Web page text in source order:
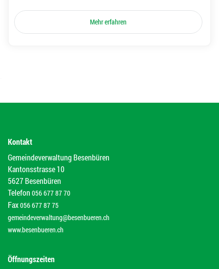
Mehr erfahren
Kontakt
Gemeindeverwaltung Besenbüren
Kantonsstrasse 10
5627 Besenbüren
Telefon 056 677 87 70
Fax056 677 87 75
gemeindeverwaltung@besenbueren.ch
www.besenbueren.ch
Öffnungszeiten